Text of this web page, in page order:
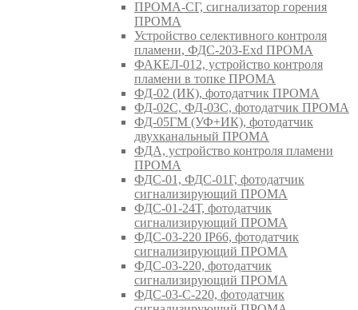
ПРОМА-СГ, сигнализатор горения
ПРОМА
Устройство селективного контроля
пламени, ФДС-203-Exd ПРОМА
ФАКЕЛ-012, устройство контроля
пламени в топке ПРОМА
ФД-02 (ИК), фотодатчик ПРОМА
ФД-02С, ФД-03С, фотодатчик ПРОМА
ФД-05ГМ (УФ+ИК), фотодатчик
двухканальный ПРОМА
ФДА, устройство контроля пламени
ПРОМА
ФДС-01, ФДС-01Г, фотодатчик
сигнализирующий ПРОМА
ФДС-01-24Т, фотодатчик
сигнализирующий ПРОМА
ФДС-03-220 IP66, фотодатчик
сигнализирующий ПРОМА
ФДС-03-220, фотодатчик
сигнализирующий ПРОМА
ФДС-03-С-220, фотодатчик